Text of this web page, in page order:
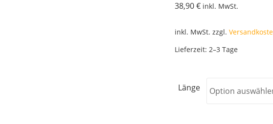
38,90€ inkl. MwSt.
inkl. MwSt. zzgl.
Lieferzeit: 2–3 Tage
Länge